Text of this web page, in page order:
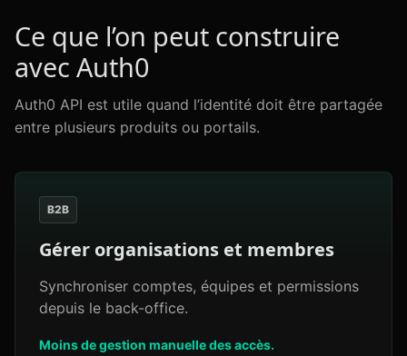
Ce que l’on peut construire
avec Auth0
Auth0 API est utile quand l’identité doit être partagée
entre plusieurs produits ou portails.
B2B
Gérer organisations et membres
Synchroniser comptes, équipes et permissions
depuis le back-office.
Moins de gestion manuelle des accès.